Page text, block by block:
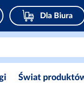
Dla Biura
Świat